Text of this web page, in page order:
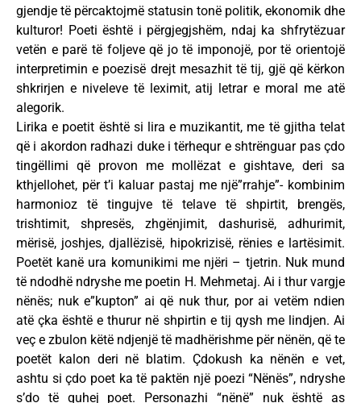
gjendje të përcaktojmë statusin tonë politik, ekonomik dhe
kulturor! Poeti është i përgjegjshëm, ndaj ka shfrytëzuar
vetën e parë të foljeve që jo të imponojë, por të orientojë
interpretimin e poezisë drejt mesazhit të tij, gjë që kërkon
shkrirjen e niveleve të leximit, atij letrar e moral me atë
alegorik.
Lirika e poetit është si lira e muzikantit, me të gjitha telat
që i akordon radhazi duke i tërhequr e shtrënguar pas çdo
tingëllimi që provon me mollëzat e gishtave, deri sa
kthjellohet, për t’i kaluar pastaj me një”rrahje”- kombinim
harmonioz të tingujve të telave të shpirtit, brengës,
trishtimit, shpresës, zhgënjimit, dashurisë, adhurimit,
mërisë, joshjes, djallëzisë, hipokrizisë, rënies e lartësimit.
Poetët kanë ura komunikimi me njëri – tjetrin. Nuk mund
të ndodhë ndryshe me poetin H. Mehmetaj. Ai i thur vargje
nënës; nuk e”kupton” ai që nuk thur, por ai vetëm ndien
atë çka është e thurur në shpirtin e tij qysh me lindjen. Ai
veç e zbulon këtë ndjenjë të madhërishme për nënën, që te
poetët kalon deri në blatim. Çdokush ka nënën e vet,
ashtu si çdo poet ka të paktën një poezi “Nënës”, ndryshe
s’do të quhej poet. Personazhi “nënë” nuk është as